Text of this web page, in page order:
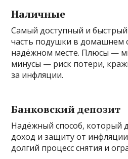
Наличные
Самый доступный и
часть подушки в домашнем
надёжном месте. Плюсы —
минусы — риск потери,
за инфляции.
Банковский депозит
Надёжный способ, который
доход и защиту от
долгий процесс снятия и